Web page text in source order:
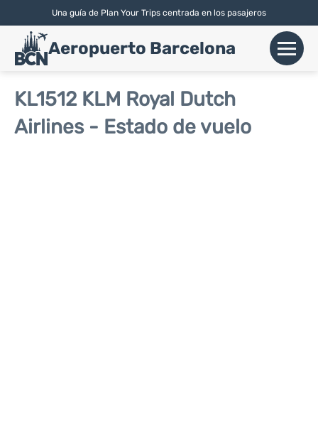
Una guía de Plan Your Trips centrada en los pasajeros
English| Español |Català
Aeropuerto Barcelona
Vuelos
Aerolíneas
KL1512 KLM Royal Dutch
Airlines - Estado de vuelo